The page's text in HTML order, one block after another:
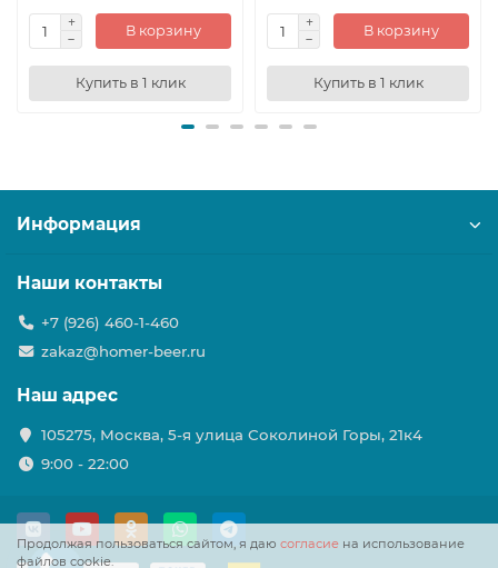
В корзину
Купить в 1 клик
В корзину
Купить в 1 клик
Продолжая пользоваться сайтом, я даю согласие на использование
файлов cookie.
Информация
Наши контакты
+7 (926) 460-1-460
zakaz@homer-beer.ru
Наш адрес
105275, Москва, 5-я улица Соколиной Горы, 21к4
9:00 - 22:00